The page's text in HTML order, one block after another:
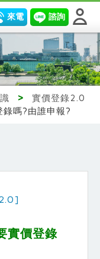
諮詢
來電
>
實價登錄2.0
嗎?由誰申報?
]
實價登錄